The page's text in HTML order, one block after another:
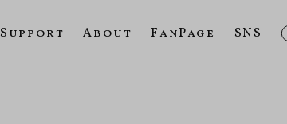
Support About FanPage SNS